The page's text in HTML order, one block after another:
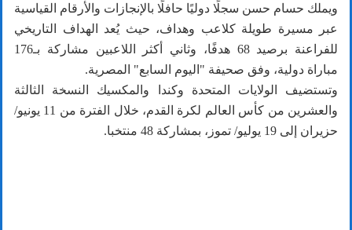
ويملك حسام حسن سجلًا دوليًا حافلًا بالإنجازات والأرقام القياسية
عبر مسيرة طويلة كلاعب وهداف، حيث يُعد الهداف التاريخي
للفراعنة برصيد 68 هدفًا، وثاني أكثر اللاعبين مشاركة بـ176
مباراة دولية، وفق صحيفة "اليوم السابع" المصرية.
وتستضيف الولايات المتحدة وكندا والمكسيك النسخة الثالثة
والعشرين من كأس العالم لكرة القدم، خلال الفترة من 11 يونيو/
حزيران إلى 19 يوليو/ تموز، بمشاركة 48 منتخبا.